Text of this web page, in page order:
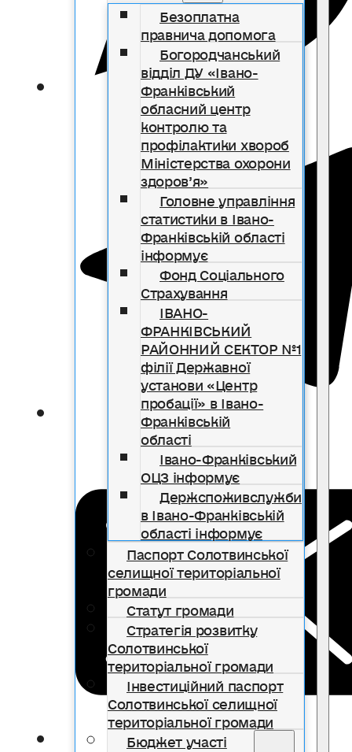
Безоплатна
правнича допомога
Богородчанський
відділ ДУ «Івано-
Франківський
обласний центр
контролю та
профілактики хвороб
Міністерства охорони
здоров’я»
Головне управління
статистики в Івано-
Франківській області
інформує
Фонд Соціального
Страхування
ІВАНО-
ФРАНКІВСЬКИЙ
РАЙОННИЙ СЕКТОР №1
філії Державної
установи «Центр
пробації» в Івано-
Франківській
області
Івано-Франківський
ОЦЗ інформує
Держспоживслужби
в Івано-Франківській
області інформує
Паспорт Солотвинської
селищної територіальної
громади
Статут громади
Стратегія розвитку
Солотвинської
територіальної громади
Інвестиційний паспорт
Солотвинської селищної
територіальної громади
Бюджет участі